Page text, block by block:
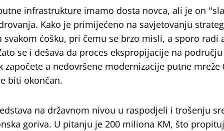
infrastrukture imamo dosta novca, ali je on
Kako je primijećeno na savjetovanju
svakom ćošku, pri čemu se brzo misli, a sporo radi
se i dešava da proces ekspropijacije na području
započete a nedovršene modernizacije putne mreže
biti okončan.
na državnom nivou u raspodjeli i trošenju
goriva. U pitanju je 200 miliona KM, što